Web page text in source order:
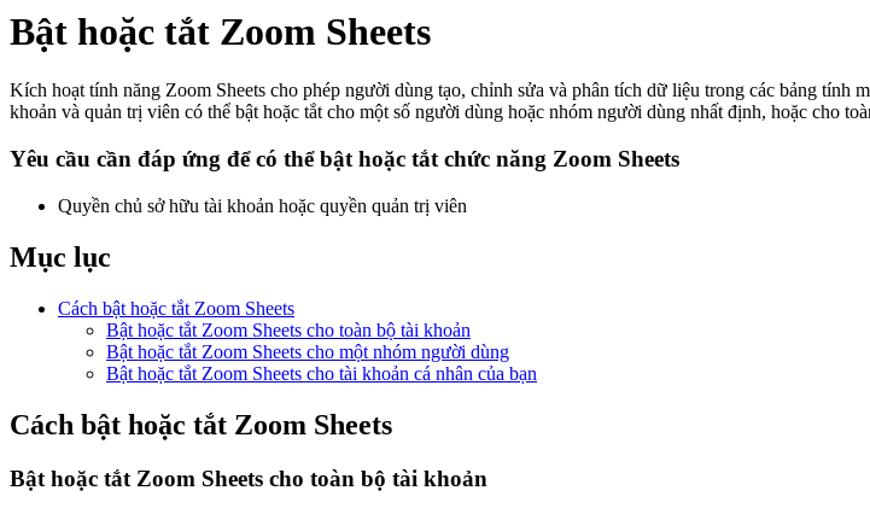
Bật hoặc tắt Zoom Sheets
Kích hoạt tính năng Zoom Sheets cho phép người dùng tạo, chỉnh sửa và phân tích dữ liệu trong các bảng tính
khoản và quản trị viên có thể bật hoặc tắt cho một số người dùng hoặc nhóm người dùng nhất định, hoặc cho
Yêu cầu cần đáp ứng để có thể bật hoặc tắt chức năng Zoom Sheets
Quyền chủ sở hữu tài khoản hoặc quyền quản trị viên
Mục lục
Cách bật hoặc tắt Zoom Sheets
Bật hoặc tắt Zoom Sheets cho toàn bộ tài khoản
Bật hoặc tắt Zoom Sheets cho một nhóm người dùng
Bật hoặc tắt Zoom Sheets cho tài khoản cá nhân của bạn
Cách bật hoặc tắt Zoom Sheets
Bật hoặc tắt Zoom Sheets cho toàn bộ tài khoản